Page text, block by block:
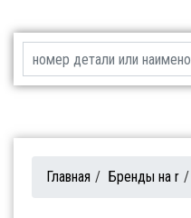
Главная / Бренды на r /